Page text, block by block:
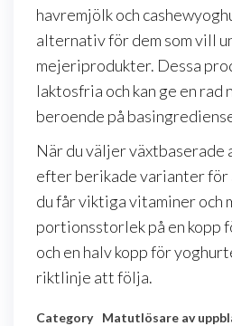
havremjölk och
alternativ för dem som vill
mejeriprodukter. Dessa
laktosfria och kan ge en rad
beroende på
När du väljer
efter berikade varianter
du får viktiga vitaminer och
portionsstorlek på en kopp
och en halv kopp för
riktlinje att följa.
Category Matutlösare av